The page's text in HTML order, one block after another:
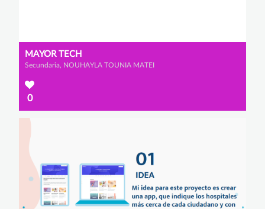
MAYOR TECH
Secundaria, NOUHAYLA TOUNIA MATEI
0